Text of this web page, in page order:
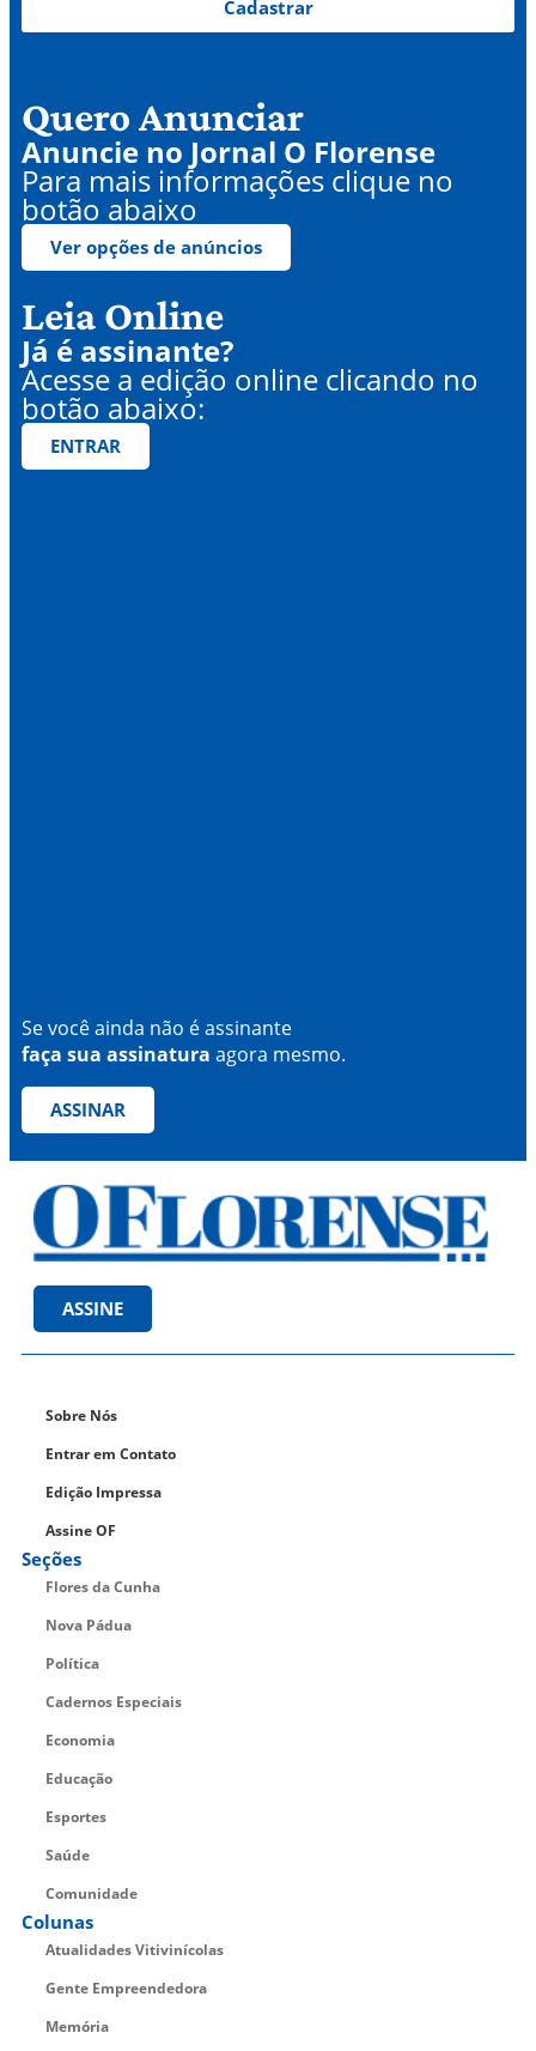
Cadastrar
Quero Anunciar
Anuncie no Jornal O Florense
Para mais informações clique no
botão abaixo
Ver opções de anúncios
Leia Online
Já é assinante?
Acesse a edição online clicando no
botão abaixo:
ENTRAR
Se você ainda não é assinante
faça sua assinatura agora mesmo.
ASSINAR
ASSINE
Sobre Nós
Entrar em Contato
Edição Impressa
Assine OF
Seções
Flores da Cunha
Nova Pádua
Política
Cadernos Especiais
Economia
Educação
Esportes
Saúde
Comunidade
Colunas
Atualidades Vitivinícolas
Gente Empreendedora
Memória